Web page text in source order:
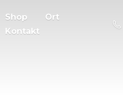
Shop
Ort
Kontakt